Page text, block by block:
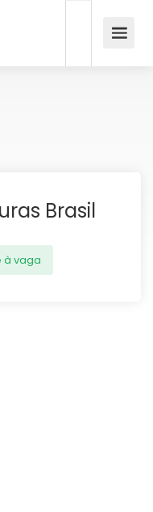
Brasil
à vaga